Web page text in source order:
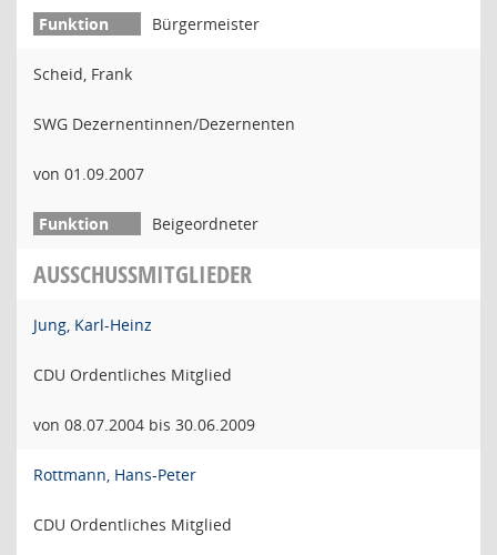
Bürgermeister
Scheid, Frank
SWG Dezernentinnen/Dezernenten
von 01.09.2007
Beigeordneter
AUSSCHUSSMITGLIEDER
Jung, Karl-Heinz
CDU Ordentliches Mitglied
von 08.07.2004 bis 30.06.2009
Rottmann, Hans-Peter
CDU Ordentliches Mitglied